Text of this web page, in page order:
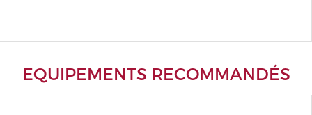
EQUIPEMENTS RECOMMANDÉS